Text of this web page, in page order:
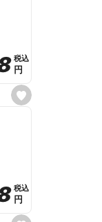
e
s
e
e
税込
税込
円
円
税込
税込
円
円